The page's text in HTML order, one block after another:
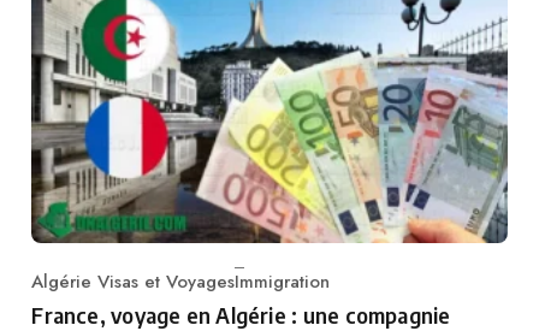
Category
Algérie Visas et VoyagesImmigration
France, voyage en Algérie : une compagnie